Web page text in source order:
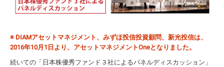
※ DIAMアセットマネジメント、みずほ投信投資顧問、新光投信は、
2016年10月1日より、アセットマネジメントOneとなりました。
続いての「日本株優秀ファンド３社によるパネルディスカッション」